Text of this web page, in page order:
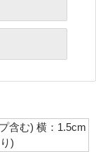
含む) 横：1.5cm
)